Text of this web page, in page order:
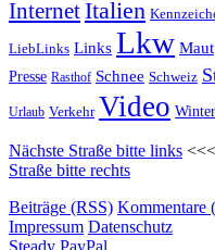
InternetItalien
LiebLinks Links Lkw Maut
Presse Rasthof Schnee Schweiz
Urlaub Verkehr Video Winter
Nächste Straße bitte links <<<
Straße bitte rechts
Beiträge (RSS) Kommentare
Impressum Datenschutz